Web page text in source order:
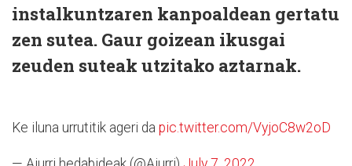
instalkuntzaren kanpoaldean gertatu
zen sutea. Gaur goizean ikusgai
zeuden suteak utzitako aztarnak.
Ke iluna urrutitik ageri da pic.twitter.com/VyjoC8w2oD